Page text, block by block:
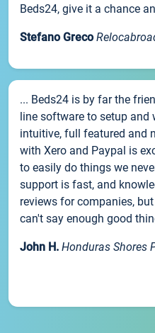
Beds24, give it a chance
Stefano Greco
... Beds24 is by far the
line software to setup and
intuitive, full featured and
with Xero and Paypal is
to easily do things we
support is fast, and
reviews for companies,
can't say enough good
John H. Honduras Shores